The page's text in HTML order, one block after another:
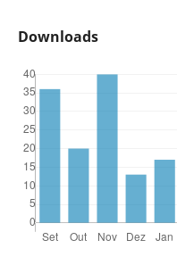
Downloads